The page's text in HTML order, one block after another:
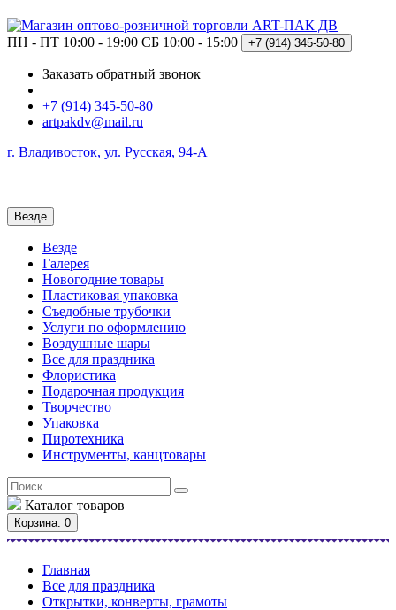
ПН - ПТ 10:00 - 19:00 СБ 10:00 - 15:00 +7 (914) 345-50-80
Заказать обратный звонок
+7 (914) 345-50-80
artpakdv@mail.ru
г. Владивосток, ул. Русская, 94-А
Везде
Везде
Галерея
Новогодние товары
Пластиковая упаковка
Съедобные трубочки
Услуги по оформлению
Воздушные шары
Все для праздника
Флористика
Подарочная продукция
Творчество
Упаковка
Пиротехника
Инструменты, канцтовары
Каталог товаров
Корзина: 0
Главная
Все для праздника
Открытки, конверты, грамоты